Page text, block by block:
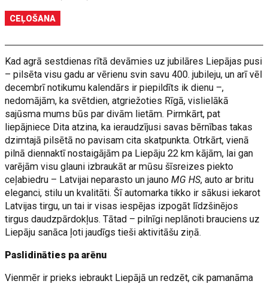
CEĻOŠANA
Kad agrā sestdienas rītā devāmies uz jubilāres Liepājas pusi
– pilsēta visu gadu ar vērienu svin savu 400. jubileju, un arī vēl
decembrī notikumu kalendārs ir piepildīts ik dienu –,
nedomājām, ka svētdien, atgriežoties Rīgā, vislielākā
sajūsma mums būs par divām lietām. Pirmkārt, pat
liepājniece Dita atzina, ka ieraudzījusi savas bērnības takas
dzimtajā pilsētā no pavisam cita skatpunkta. Otrkārt, vienā
pilnā diennaktī nostaigājām pa Liepāju 22 km kājām, lai gan
varējām visu glauni izbraukāt ar mūsu šīsreizes piekto
ceļabiedru – Latvijai neparasto un jaunoMG HS, auto ar britu
eleganci, stilu un kvalitāti. Šī automarka tikko ir sākusi iekarot
Latvijas tirgu, un tai ir visas iespējas izpogāt līdzšinējos
tirgus daudzpārdokļus. Tātad – pilnīgi neplānoti brauciens uz
Liepāju sanāca ļoti jaudīgs tieši aktivitāšu ziņā.
Paslidināties pa arēnu
Vienmēr ir prieks iebraukt Liepājā un redzēt, cik pamanāma